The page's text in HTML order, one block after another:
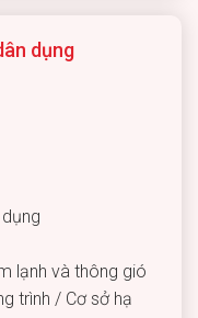
dụng
lạnh và thông gió
trình / Cơ sở hạ